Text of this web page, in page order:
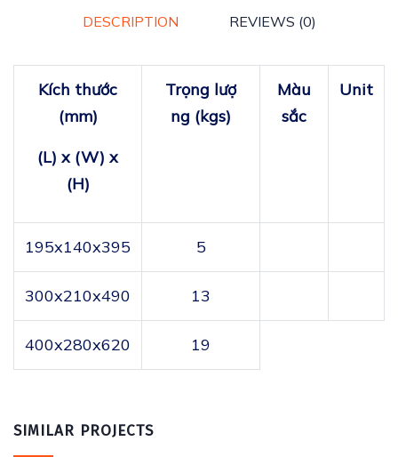
DESCRIPTION REVIEWS (0)
Kí​ch thước
(mm)
(L) x (W) x
(H)
Trọ​ng lư​ợ​
ng (kgs)
Màu​
sắc
Unit
195x140x395 5
300x210x490 13
400x280x620 19
SIMILAR PROJECTS